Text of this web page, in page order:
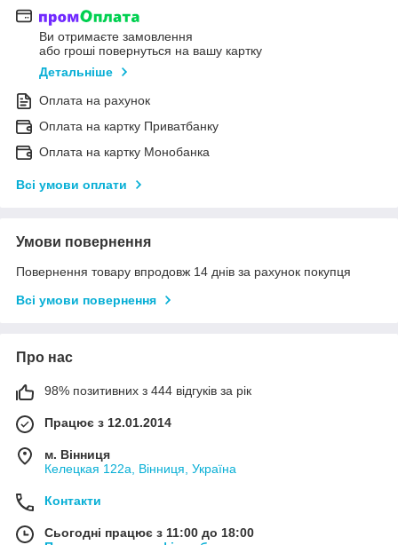
Ви отримаєте замовлення
або гроші повернуться на вашу картку
Детальніше
Оплата на рахунок
Оплата на картку Приватбанку
Оплата на картку Монобанка
Всі умови оплати
Умови повернення
Повернення товару впродовж 14 днів за рахунок покупця
Всі умови повернення
Про нас
98% позитивних з 444 відгуків за рік
Працює з 12.01.2014
м. Вінниця
Келецкая 122а, Вінниця, Україна
Контакти
Сьогодні працює з 11:00 до 18:00